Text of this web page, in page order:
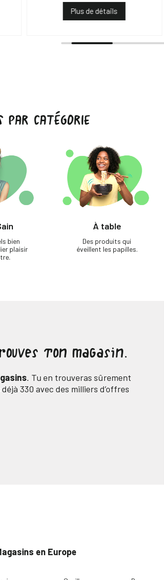
Plus de détails
PAR CATÉGORIE
bien
plaisir
À table
Des produits qui
éveillent les papilles.
ton magasin.
. Tu en trouveras sûrement
330 avec des milliers d’offres
en Europe